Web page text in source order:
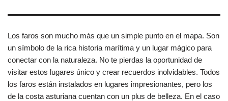
Los faros son mucho más que un simple punto en el mapa. Son
un símbolo de la rica historia marítima y un lugar mágico para
conectar con la naturaleza. No te pierdas la oportunidad de
visitar estos lugares único y crear recuerdos inolvidables. Todos
los faros están instalados en lugares impresionantes, pero los
de la costa asturiana cuentan con un plus de belleza. En el caso